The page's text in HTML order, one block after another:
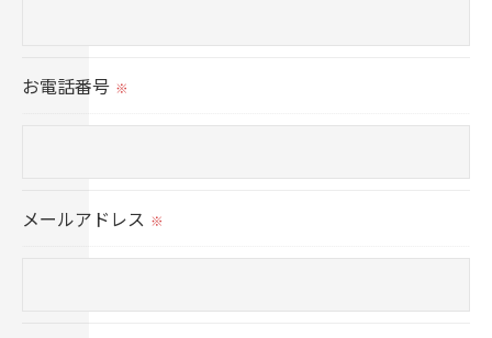
当社では、利用目的の達成に必要な範囲において、
お電話番号 ※
メールアドレス ※